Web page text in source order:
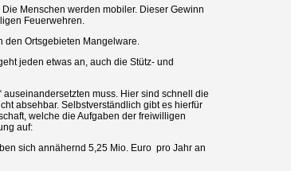
Menschen werden mobiler. Dieser Gewinn
Feuerwehren.
Ortsgebieten Mangelware.
jeden etwas an, auch die Stütz- und
auseinandersetzten muss. Hier sind schnell die
absehbar. Selbstverständlich gibt es hierfür
welche die Aufgaben der freiwilligen
auf:
sich annähernd 5,25 Mio. Euro pro Jahr an